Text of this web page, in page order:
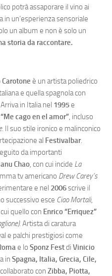
potrà assaporare il vino ai
un’esperienza sensoriale
un album e non è solo un
storia da raccontare.
è un artista poliedrico
e quella spagnola con
in Italia nel 1995e
“Me cago en el amor”, incluso
. Il suo stile ironico e malinconico
al Festivalbar.
da importanti
Chao, con cui incide La
tv americano Drew Carey’s
e nel 2006scrive il
successivo esce Ciao Mortali,
quello con Enrico “Erriquez”
. Artista di caratura
e palchi prestigiosi come
e lo Sponz Festdi Vinicio
in Spagna, Italia, Grecia, Cile,
con Zibba, Piotta,